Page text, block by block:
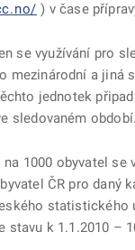
) v čase
se využívání pro
mezinárodní a jiná
jednotek
sledovaném období.
1000 obyvatel se
ČR pro daný
statistického
stavu k 1.1.2010 –